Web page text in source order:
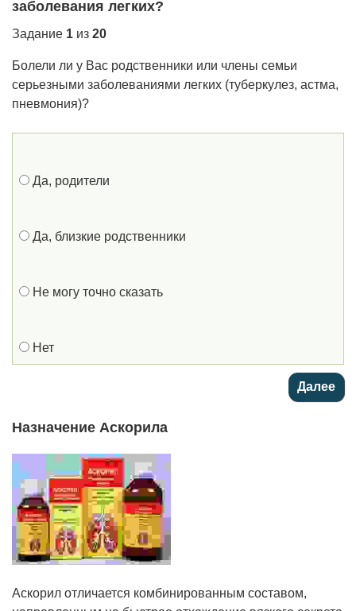
заболевания легких?
Задание 1 из 20
Болели ли у Вас родственники или члены семьи
серьезными заболеваниями легких (туберкулез, астма,
пневмония)?
Да, родители
Да, близкие родственники
Не могу точно сказать
Нет
Назначение Аскорила
Аскорил отличается комбинированным составом,